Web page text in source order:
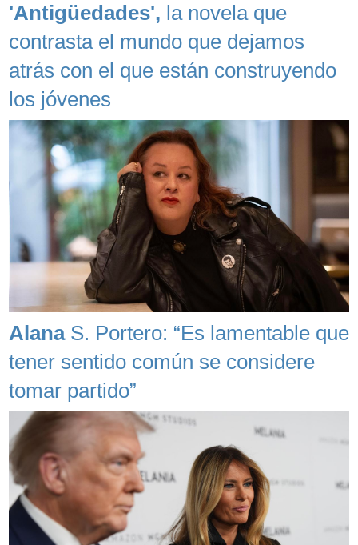
'Antigüedades', la novela que
contrasta el mundo que dejamos
atrás con el que están construyendo
los jóvenes
AlanaS. Portero: “Es lamentable que
tener sentido común se considere
tomar partido”